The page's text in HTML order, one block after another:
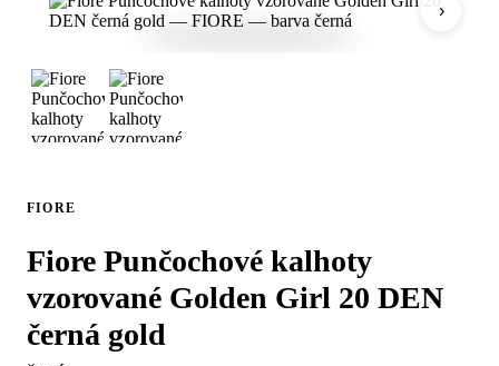
›
FIORE
Fiore Punčochové kalhoty
vzorované Golden Girl 20 DEN
černá gold